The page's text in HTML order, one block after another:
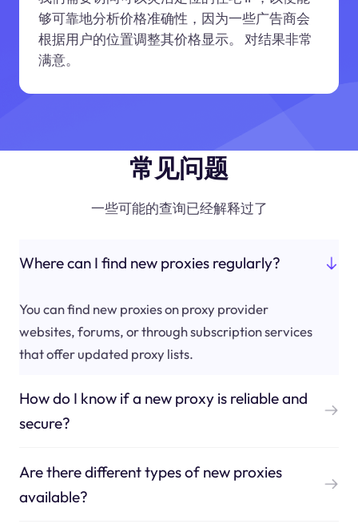
够可靠地分析价格准确性，因为一些广告商会
根据用户的位置调整其价格显示。 对结果非常
满意。
常见问题
一些可能的查询已经解释过了
Where can I find new proxies regularly?
You can find new proxies on proxy provider
websites, forums, or through subscription services
that offer updated proxy lists.
How do I know if a new proxy is reliable and
secure?
Are there different types of new proxies
available?